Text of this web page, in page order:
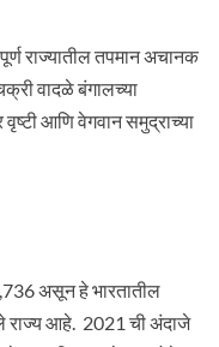
राज्यातील तपमान अचानक
वादळे बंगालच्या
आणि वेगवान समुद्राच्या
असून हे भारतातील
राज्य आहे. 2021 ची अंदाजे